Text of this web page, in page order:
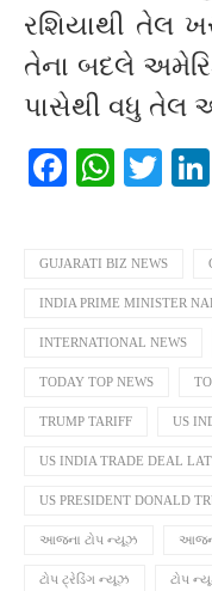
રશિયાથી તેલ
તેના બદલે
પાસેથી વધુ તેલ
Facebook
GUJARATI BIZ NEWS
INDIA PRIME MINISTER
INTERNATIONAL NEWS
TODAY TOP NEWS
TRUMP TARIFF US
US INDIA TRADE DEAL
US PRESIDENT DONALD
આજના ટોપ ન્યૂઝ
ટોપ ટ્રેડિંગ ન્યૂઝ ટોપ